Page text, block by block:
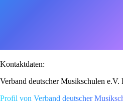
Kontaktdaten:
Verband deutscher Musikschulen e.V.
Profil von Verband deutscher